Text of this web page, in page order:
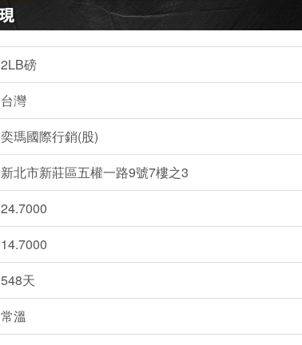
2LB磅
台灣
奕瑪國際行銷(股)
新北市新莊區五權一路9號7樓之3
24.7000
14.7000
548天
常溫